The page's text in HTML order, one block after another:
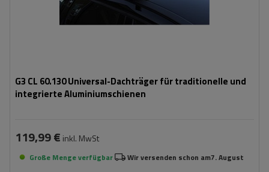
G3 CL 60.130 Universal-Dachträger für traditionelle und
integrierte Aluminiumschienen
119,99 € inkl. MwSt
Große Menge verfügbar Wir versenden schon am7. August